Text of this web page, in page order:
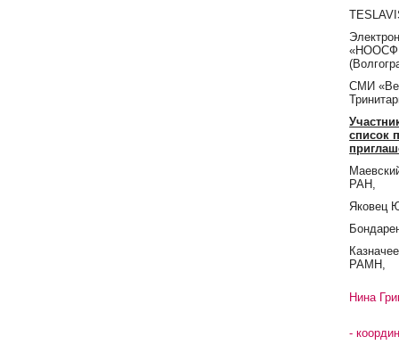
СМИ
список
РАН,
Яковец
РАМН,
Нина
-